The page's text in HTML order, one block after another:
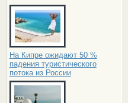
На Кипре ожидают 50 %
падения туристического
потока из России